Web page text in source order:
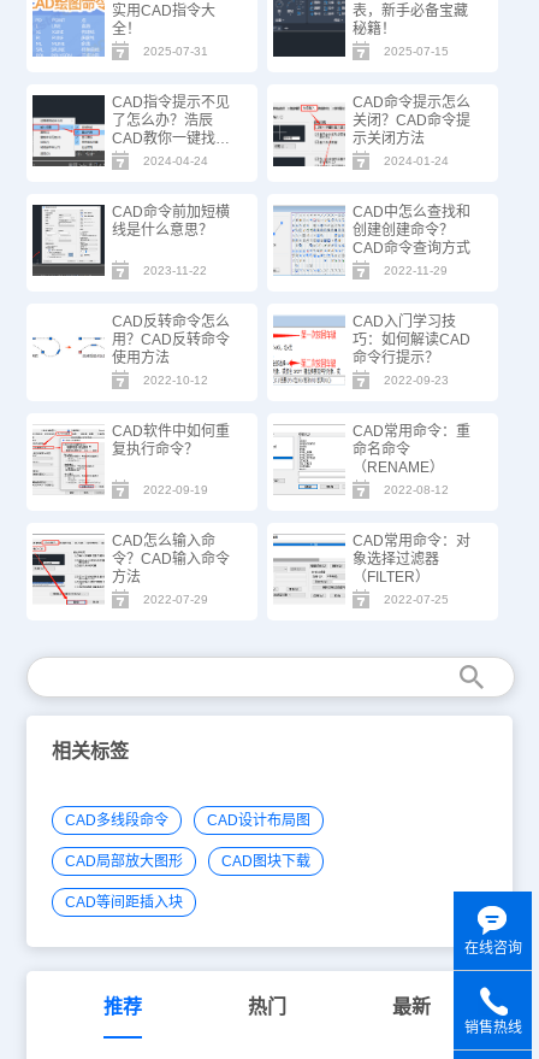
实用CAD指令大
全！
2025-07-31
表，新手必备宝藏
秘籍！
2025-07-15
CAD指令提示不见
了怎么办？浩辰
CAD教你一键找
回！
2024-04-24
CAD命令提示怎么
关闭？CAD命令提
示关闭方法
2024-01-24
CAD命令前加短横
线是什么意思？
2023-11-22
CAD中怎么查找和
创建创建命令？
CAD命令查询方式
2022-11-29
CAD反转命令怎么
用？CAD反转命令
使用方法
2022-10-12
CAD入门学习技
巧：如何解读CAD
命令行提示？
2022-09-23
CAD软件中如何重
复执行命令？
2022-09-19
CAD常用命令：重
命名命令
（RENAME）
2022-08-12
CAD怎么输入命
令？CAD输入命令
方法
2022-07-29
CAD常用命令：对
象选择过滤器
（FILTER）
2022-07-25
相关标签
CAD多线段命令 CAD设计布局图
CAD局部放大图形 CAD图块下载
CAD等间距插入块
推荐 热门 最新
在线咨询
销售热线